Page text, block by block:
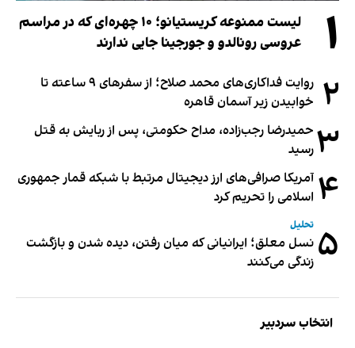
۱
لیست ممنوعه کریستیانو؛ ۱۰ چهره‌ای که در مراسم
عروسی رونالدو و جورجینا جایی ندارند
۲
روایت فداکاری‌های محمد صلاح؛ از سفرهای ۹ ساعته تا
خوابیدن زیر آسمان قاهره
۳ حمیدرضا رجب‌زاده، مداح حکومتی، پس از ربایش به قتل
رسید
۴ آمریکا صرافی‌های ارز دیجیتال مرتبط با شبکه قمار جمهوری
اسلامی را تحریم کرد
۵ تحلیل
نسل معلق؛ ایرانیانی که میان رفتن، دیده شدن و بازگشت
زندگی می‌کنند
انتخاب سردبیر